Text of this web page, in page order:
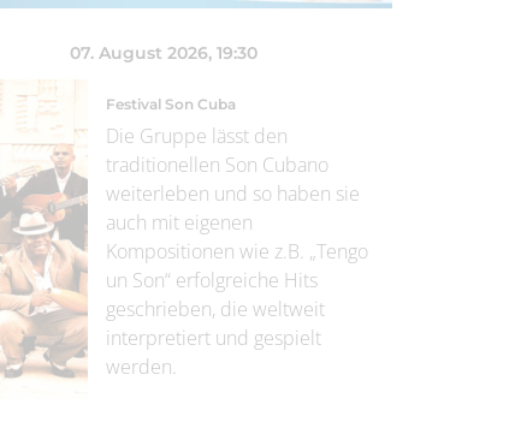
07. August 2026, 19:30
Festival Son Cuba
Die Gruppe lässt den
traditionellen Son Cubano
weiterleben und so haben sie
auch mit eigenen
Kompositionen wie z.B. „Tengo
un Son“ erfolgreiche Hits
geschrieben, die weltweit
interpretiert und gespielt
werden.